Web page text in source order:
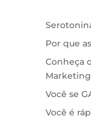
Por que
Conheça
Marketing
Você se
Você é